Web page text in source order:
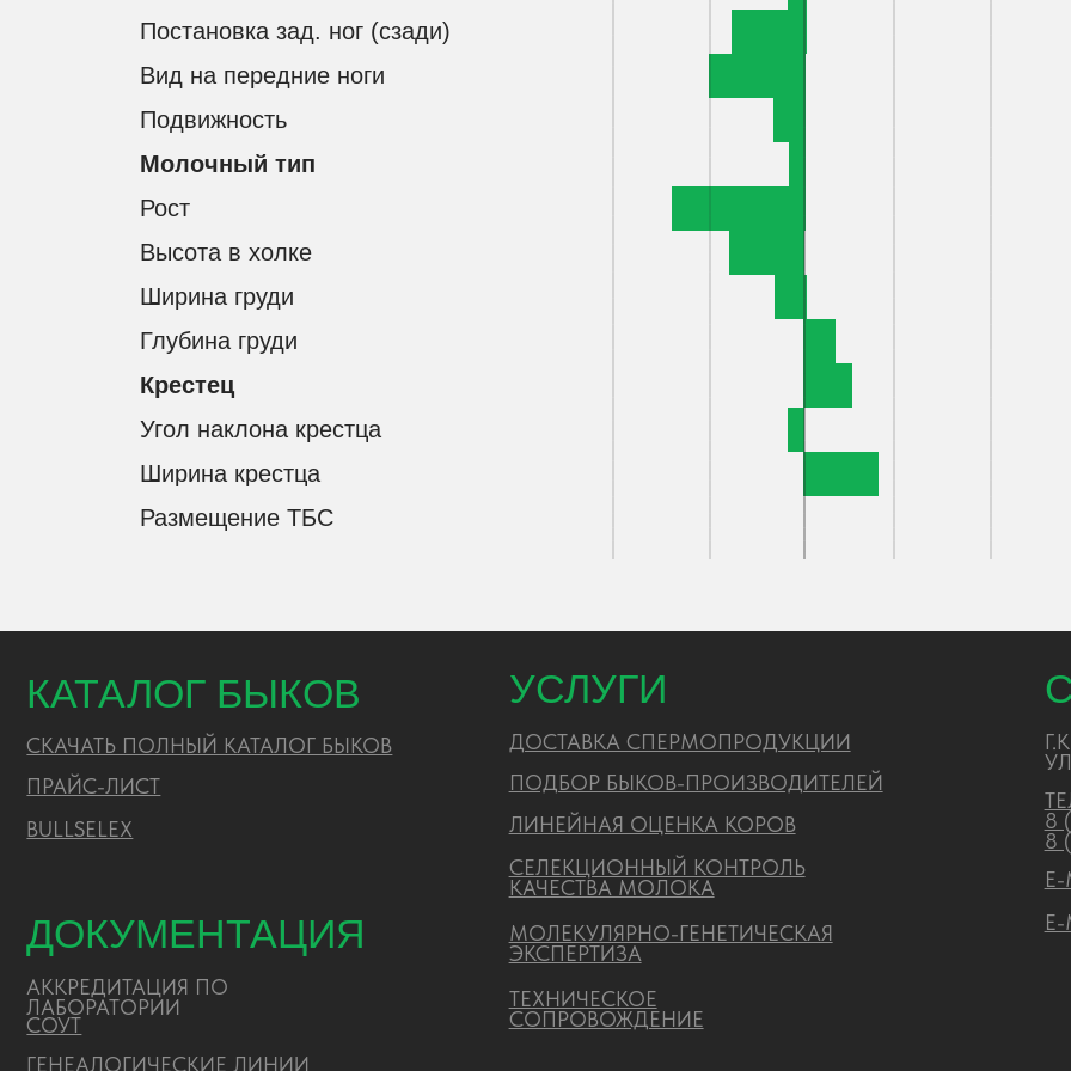
Постановка зад. ног (сзади)
Вид на передние ноги
Подвижность
Молочный тип
Рост
Высота в холке
Ширина груди
Глубина груди
Крестец
Угол наклона крестца
Ширина крестца
Размещение ТБС
ДОКУМЕНТАЦИЯ
ПОЛИТИКА ОБРАБОТКИ ПЕРСОНАЛЬНЫХ ДАННЫХ
РИСЦ
СОПРОВОЖДЕНИЕ
ТЕЛЕФОН: 8
УЛ.ЗЕМСКАЯ,